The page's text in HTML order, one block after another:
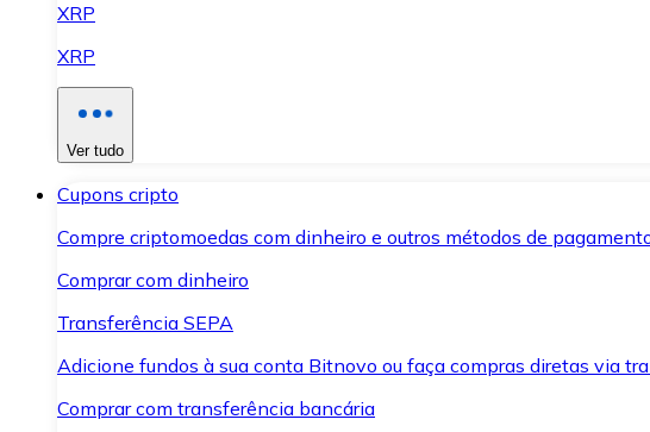
XRP
XRP
Ver tudo
Cupons cripto
Compre criptomoedas com dinheiro e outros métodos de
Comprar com dinheiro
Transferência SEPA
Adicione fundos à sua conta Bitnovo ou faça compras diretas via
Comprar com transferência bancária